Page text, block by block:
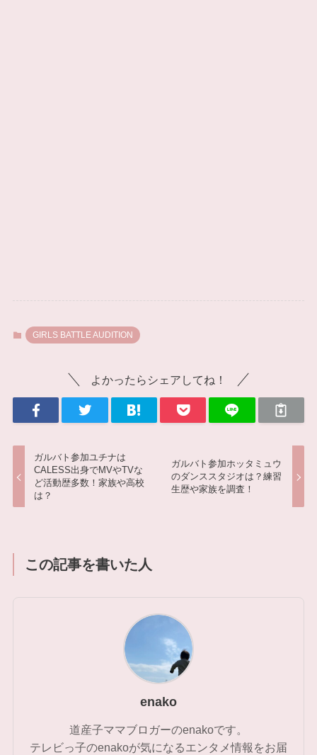
GIRLS BATTLE AUDITION
よかったらシェアしてね！
ガルバト参加ユチナは
CALESS出身でMVやTVな
ど活動歴多数！家族や高校
は？
ガルバト参加ホッタミュウ
のダンススタジオは？練習
生歴や家族を調査！
この記事を書いた人
enako
道産子ママブロガーのenakoです。
テレビっ子のenakoが気になるエンタメ情報をお届